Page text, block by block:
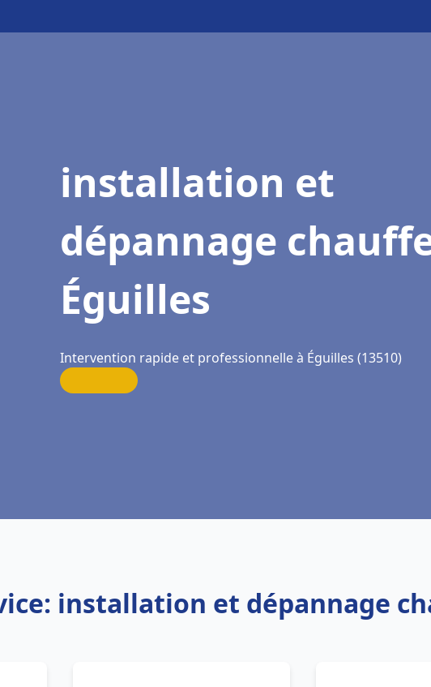
installation et
dépannage
Éguilles
Intervention rapide et professionnelle à Éguilles (13510)
installation et dépannage